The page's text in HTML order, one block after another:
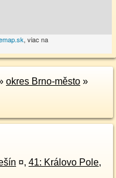
, viac na
okres Brno-město »
¤, 41: Královo Pole,